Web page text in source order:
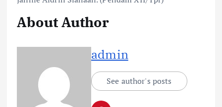
About Author
admin
See author's posts